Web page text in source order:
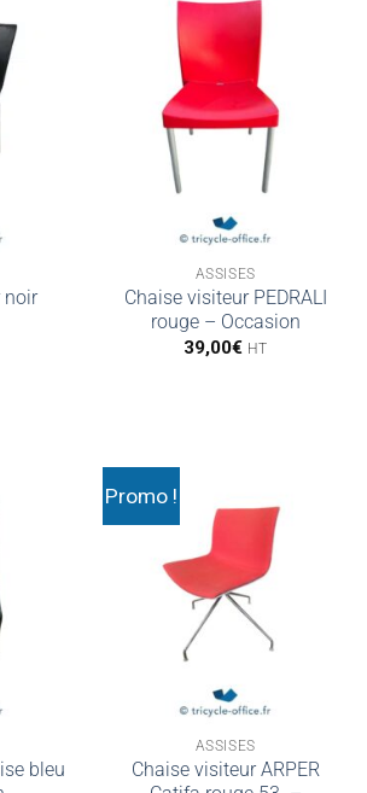
noir
ASSISES
Chaise visiteur PEDRALI
rouge – Occasion
39,00€ HT
bleu
Promo !
ASSISES
Chaise visiteur ARPER